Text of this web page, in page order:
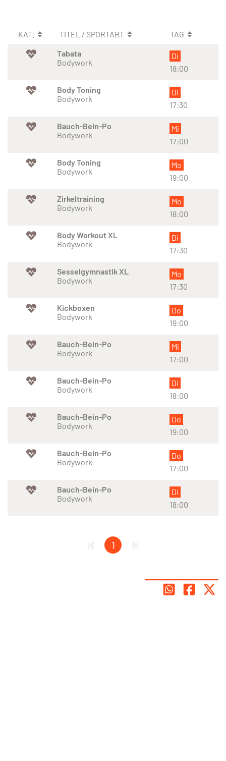
KAT. TITEL / SPORTART
TAG
Tabata
Bodywork
Di
18:00
Body Toning
Bodywork
Di
17:30
Bauch-Bein-Po
Bodywork
Mi
17:00
Body Toning
Bodywork
Mo
19:00
Zirkeltraining
Bodywork
Mo
18:00
Body Workout XL
Bodywork
Di
17:30
Sesselgymnastik XL
Bodywork
Mo
17:30
Kickboxen
Bodywork
Do
19:00
Bauch-Bein-Po
Bodywork
Mi
17:00
Bauch-Bein-Po
Bodywork
Di
18:00
Bauch-Bein-Po
Bodywork
Do
19:00
Bauch-Bein-Po
Bodywork
Do
17:00
Bauch-Bein-Po
Bodywork
Di
18:00
1